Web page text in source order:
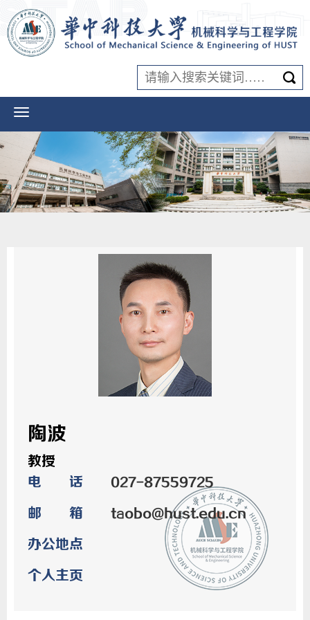
陶波
教授
电 话
027-87559725
邮 箱 taobo@hust.edu.cn
办公地点
个人主页